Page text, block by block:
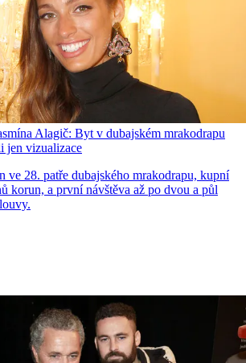
Alagič: Byt v dubajském mrakodrapu
jen vizualizace
ve 28. patře dubajského mrakodrapu, kupní
korun, a první návštěva až po dvou a půl